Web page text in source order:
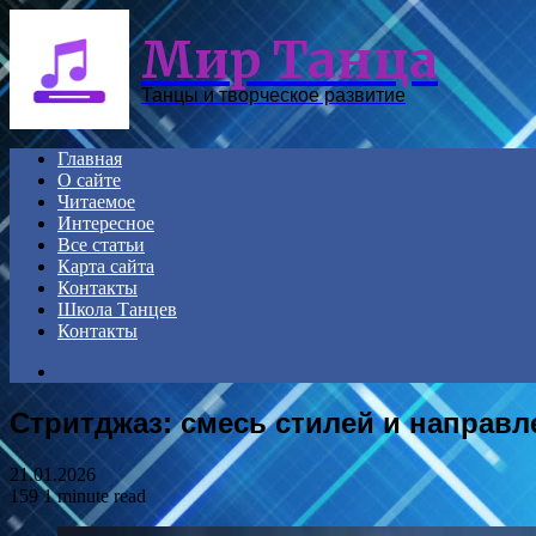
Мир Танца
Танцы и творческое развитие
Главная
О сайте
Читаемое
Интересное
Все статьи
Карта сайта
Контакты
Школа Танцев
Контакты
Стритджаз: смесь стилей и
21.01.2026
1591 minute read